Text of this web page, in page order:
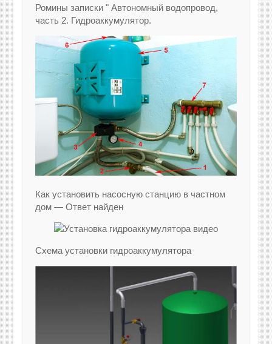
Ромины записки " Автономный водопровод,
часть 2. Гидроаккумулятор.
Как установить насосную станцию в частном
дом — Ответ найден
Схема установки гидроаккумулятора